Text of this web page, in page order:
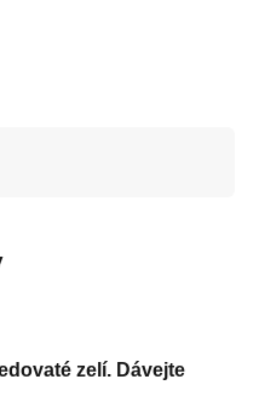
zelí. Dávejte